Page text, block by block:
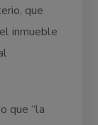
que
inmueble
que “la